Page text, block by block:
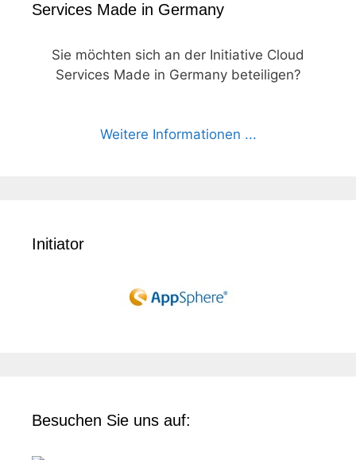
Services Made in Germany
Sie möchten sich an der Initiative Cloud
Services Made in Germany beteiligen?
Weitere Informationen ...
Initiator
Besuchen Sie uns auf: